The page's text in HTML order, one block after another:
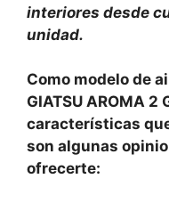
interiores desde
unidad.
Como modelo de
GIATSU AROMA 2
características
son algunas
ofrecerte: